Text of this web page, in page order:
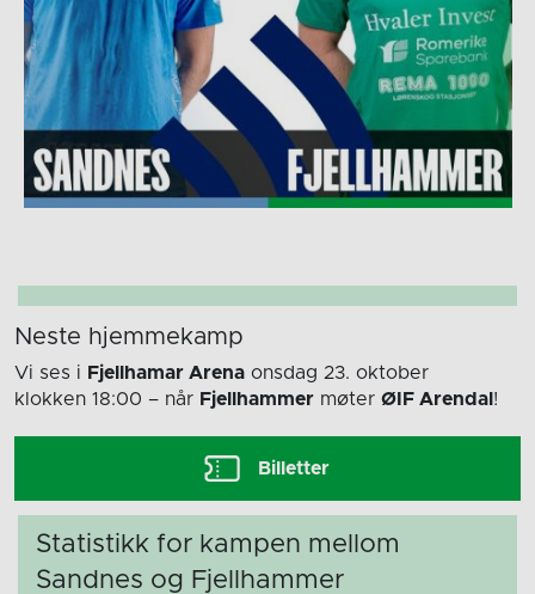
Neste hjemmekamp
Vi ses i Fjellhamar Arena onsdag 23. oktober
klokken 18:00 – når Fjellhammer møter ØIF Arendal !
Billetter
Statistikk for kampen mellom
Sandnes og Fjellhammer